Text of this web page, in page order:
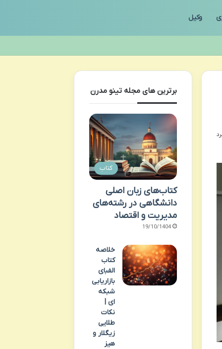
وکیل
برترین های مجله تینو مدرن
کتاب
کتاب‌های زبان اصلی
دانشگاهی در رشته‌های
مدیریت و اقتصاد
19/10/1404
خلاصه
کتاب
الفبای
بازاریابی
شبکه
ای |
نکات
طلایی
زیگلار و
هیز